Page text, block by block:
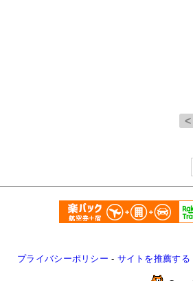
プライバシーポリシー - サイトを推薦する